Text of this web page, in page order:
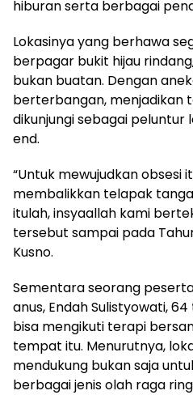
hiburan serta berbagai
Lokasinya yang berhawa
berpagar bukit hijau
bukan buatan. Dengan
berterbangan, menjadikan
dikunjungi sebagai
end.
“Untuk mewujudkan obsesi
membalikkan telapak
itulah, insyaallah kami
tersebut sampai pada
Kusno.
Sementara seorang
anus, Endah Sulistyowati,
bisa mengikuti terapi
tempat itu. Menurutnya,
mendukung bukan saja
berbagai jenis olah raga